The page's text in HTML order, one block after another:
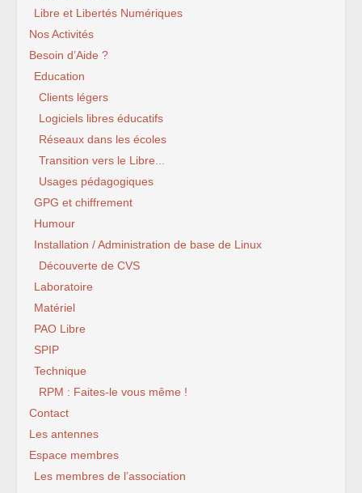
Libre et Libertés Numériques
Nos Activités
Besoin d’Aide ?
Education
Clients légers
Logiciels libres éducatifs
Réseaux dans les écoles
Transition vers le Libre...
Usages pédagogiques
GPG et chiffrement
Humour
Installation / Administration de base de Linux
Découverte de CVS
Laboratoire
Matériel
PAO Libre
SPIP
Technique
RPM : Faites-le vous même !
Contact
Les antennes
Espace membres
Les membres de l’association